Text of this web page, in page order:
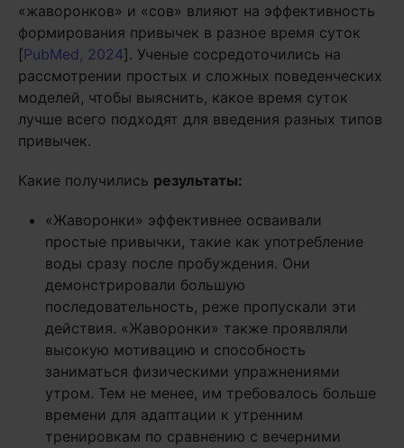
«жаворонков» и «сов» влияют на эффективность
формирования привычек в разное время суток
[PubMed, 2024]. Ученые сосредоточились на
рассмотрении простых и сложных поведенческих
моделей, чтобы выяснить, какое время суток
лучше всего подходят для введения разных типов
привычек.
Какие получились результаты:
«Жаворонки» эффективнее осваивали
простые привычки, такие как употребление
воды сразу после пробуждения. Они
демонстрировали большую
последовательность, реже пропускали эти
действия. «Жаворонки» также проявляли
высокую мотивацию и способность
заниматься физическими упражнениями
утром. Тем не менее, им требовалось больше
времени для адаптации к утренним
тренировкам по сравнению с вечерними